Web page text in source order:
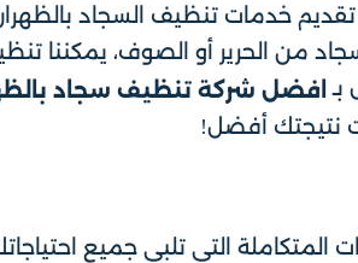
خدمات تنظيف السجاد
من الحرير أو الصوف، يمكننا
بـ افضل شركة تنظيف سجاد
نتيجتك أفضل!
التي تلبي جميع